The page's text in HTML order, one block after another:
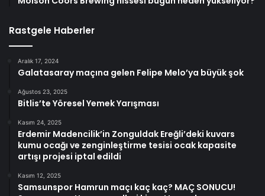
Rastgele Haberler
Aralık 17, 2024
Galatasaray maçına gelen Felipe Melo’ya büyük şok
Ağustos 23, 2025
Bitlis’te Yöresel Yemek Yarışması
Kasım 24, 2025
Erdemir Madencilik’in Zonguldak Ereğli’deki kuvars
kumu ocağı ve zenginleştirme tesisi ocak kapasite
artışı projesi iptal edildi
Kasım 12, 2025
Samsunspor Hamrun maçı kaç kaç? MAÇ SONUCU!